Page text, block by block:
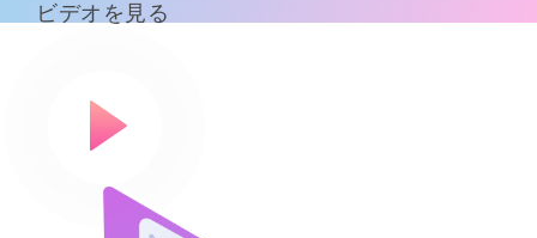
ビデオを見る